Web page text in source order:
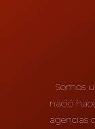
Somos
nació
agencias